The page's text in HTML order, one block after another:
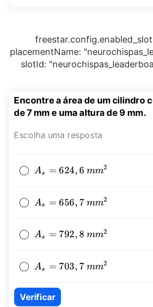
placementName:
slotId:
Encontre a área de um cilindro
de 7 mm e uma altura de 9 mm.
Escolha uma resposta
A_{s}=624,6~
As = 624,6 mm2
A_{s}=656,7~
As = 656, 7 mm2
A_{s}=792,8~
As = 792,8 mm2
A_{s}=703,7~
As = 703, 7 mm2
Verificar